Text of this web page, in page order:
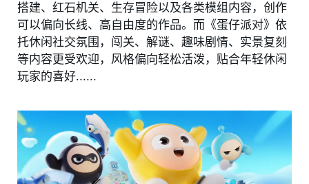
搭建、红石机关、生存冒险以及各类模组内容，创作
可以偏向长线、高自由度的作品。而《蛋仔派对》依
托休闲社交氛围，闯关、解谜、趣味剧情、实景复刻
等内容更受欢迎，风格偏向轻松活泼，贴合年轻休闲
玩家的喜好......